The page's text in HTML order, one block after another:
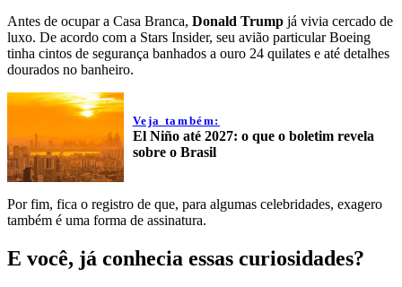
Antes de ocupar a Casa Branca, Donald Trump já vivia cercado de
luxo. De acordo com a Stars Insider, seu avião particular Boeing
tinha cintos de segurança banhados a ouro 24 quilates e até detalhes
dourados no banheiro.
Veja também:
El Niño até 2027: o que o boletim revela
sobre o Brasil
Por fim, fica o registro de que, para algumas celebridades, exagero
também é uma forma de assinatura.
E você, já conhecia essas curiosidades?